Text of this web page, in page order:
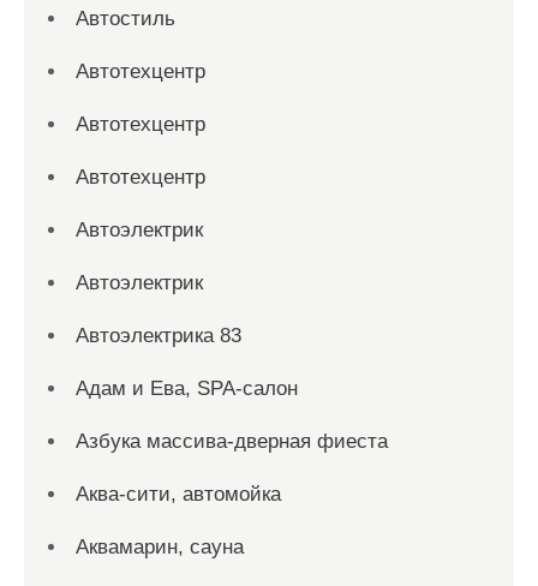
Автостиль
Автотехцентр
Автотехцентр
Автотехцентр
Автоэлектрик
Автоэлектрик
Автоэлектрика 83
Адам и Ева, SPA-салон
Азбука массива-дверная фиеста
Аква-сити, автомойка
Аквамарин, сауна